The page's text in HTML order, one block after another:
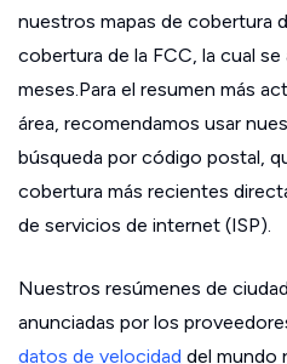
nuestros mapas de cobertura
cobertura de la FCC, la cual se
meses.Para el resumen más
área, recomendamos usar
búsqueda por código postal,
cobertura más recientes
de servicios de internet (ISP).
Nuestros resúmenes de
anunciadas por los
datos de velocidad del mundo